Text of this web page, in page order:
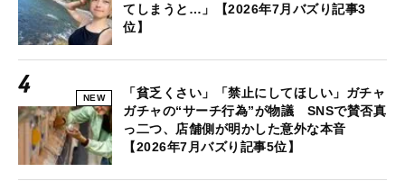
てしまうと…」【2026年7月バズり記事3
位】
NEW
「貧乏くさい」「禁止にしてほしい」ガチャ
ガチャの“サーチ行為”が物議 SNSで賛否真
っ二つ、店舗側が明かした意外な本音
【2026年7月バズり記事5位】